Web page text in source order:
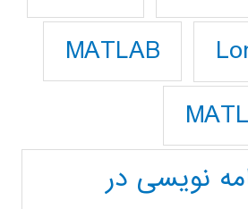
MATLAB
نویسی در